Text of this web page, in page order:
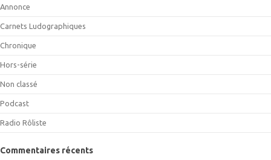
Annonce
Carnets Ludographiques
Chronique
Hors-série
Non classé
Podcast
Radio Rôliste
Commentaires récents